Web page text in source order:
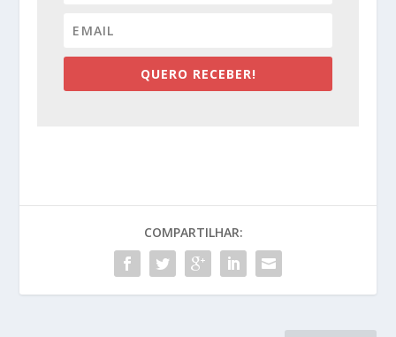
QUERO RECEBER!
COMPARTILHAR: